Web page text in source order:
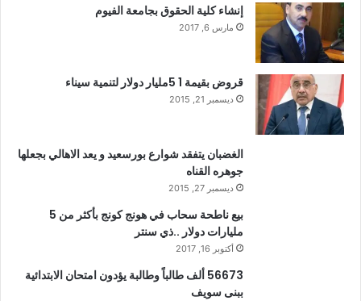
إنشاء كلية الحقوق بجامعة الفيوم
مارس 6, 2017
قروض بقيمة 1 5مليار دولار لتنمية سيناء
ديسمبر 21, 2015
الغضبان يتفقد شوارع بورسعيد و يعد الاهالي بجعلها
جوهره القناه
ديسمبر 27, 2015
بيع ناطحة سحاب في هونج كونج بأكثر من 5
مليارات دولار ..ذي سنتر
أكتوبر 16, 2017
56673 ألف طالباً وطالبة يؤدون امتحان الابتدائية
ببنى سويف